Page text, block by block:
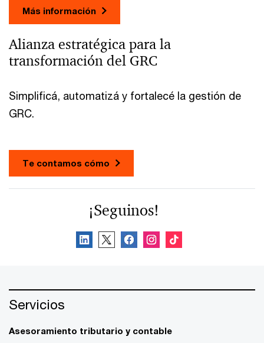
Más información
Alianza estratégica para la
transformación del GRC
Simplificá, automatizá y fortalecé la gestión de
GRC.
Te contamos cómo
¡Seguinos!
Servicios
Asesoramiento tributario y contable